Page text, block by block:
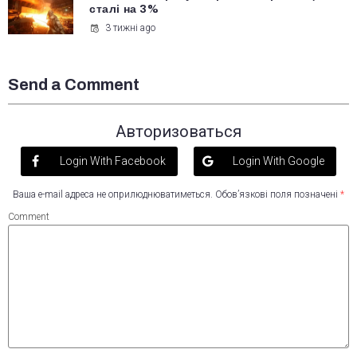
сталі на 3%
3 тижні ago
Send a Comment
Авторизоваться
Login With Facebook Login With Google
Ваша e-mail адреса не оприлюднюватиметься. Обов’язкові поля позначені *
Comment